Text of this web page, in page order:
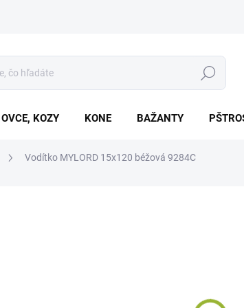
Hľadať
OVCE, KOZY KONE BAŽANTY
Vodítko MYLORD 15x120 béžová 9284C